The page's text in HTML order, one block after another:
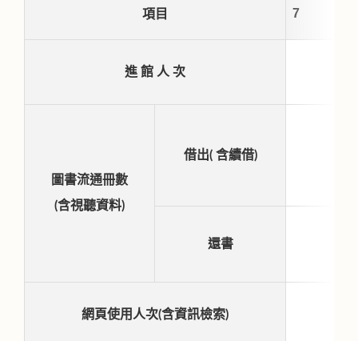
項目
進 館 人 次
圖書流通冊數
(含視聽資料)
借出( 含續借)
還書
網頁使用人次(含資訊檢索)